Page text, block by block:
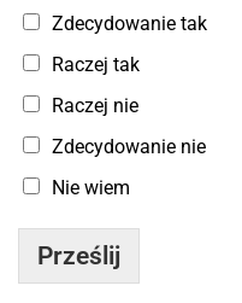
Zdecydowanie tak
Raczej tak
Raczej nie
Zdecydowanie nie
Nie wiem
Prześlij